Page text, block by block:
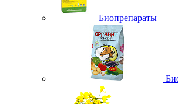
Биопрепараты